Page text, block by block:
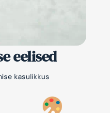
eelised
kasulikkus